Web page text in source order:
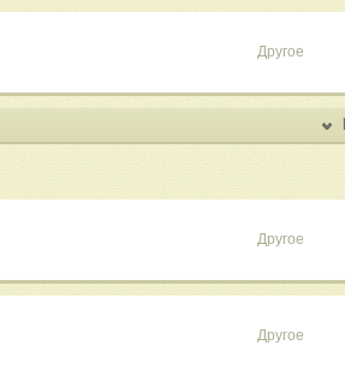
Другое
Другое
Другое